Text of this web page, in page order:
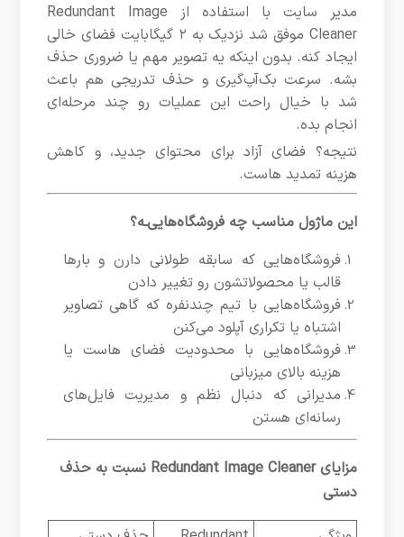
مدیر سایت با استفاده از Redundant Image
Cleaner موفق شد نزدیک به ۲ گیگابایت فضای خالی
ایجاد کنه. بدون اینکه یه تصویر مهم یا ضروری حذف
بشه. سرعت بک‌آپ‌گیری و حذف تدریجی هم باعث
شد با خیال راحت این عملیات رو چند مرحله‌ای
انجام بده.
نتیجه؟ فضای آزاد برای محتوای جدید، و کاهش
هزینه تمدید هاست.
این ماژول مناسب چه فروشگاه‌هایی‌ـه؟
فروشگاه‌هایی که سابقه طولانی دارن و بارها
قالب یا محصولاتشون رو تغییر دادن
فروشگاه‌هایی با تیم چندنفره که گاهی تصاویر
اشتباه یا تکراری آپلود می‌کنن
فروشگاه‌هایی با محدودیت فضای هاست یا
هزینه بالای میزبانی
مدیرانی که دنبال نظم و مدیریت فایل‌های
رسانه‌ای هستن
مزایای Redundant Image Cleaner نسبت به حذف
دستی